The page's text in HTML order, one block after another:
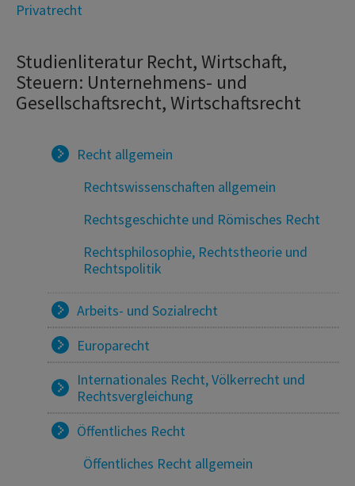
Privatrecht
Studienliteratur Recht, Wirtschaft,
Steuern: Unternehmens- und
Gesellschaftsrecht, Wirtschaftsrecht
Recht allgemein
Rechtswissenschaften allgemein
Rechtsgeschichte und Römisches Recht
Rechtsphilosophie, Rechtstheorie und
Rechtspolitik
Arbeits- und Sozialrecht
Europarecht
Internationales Recht, Völkerrecht und
Rechtsvergleichung
Öffentliches Recht
Öffentliches Recht allgemein